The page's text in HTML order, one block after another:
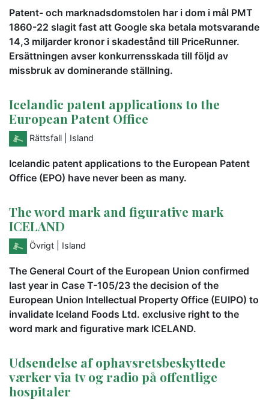
Patent- och marknadsdomstolen har i dom i mål PMT
1860-22 slagit fast att Google ska betala motsvarande
14,3 miljarder kronor i skadestånd till PriceRunner.
Ersättningen avser konkurrensskada till följd av
missbruk av dominerande ställning.
Icelandic patent applications to the
European Patent Office
Rättsfall | Island
Icelandic patent applications to the European Patent
Office (EPO) have never been as many.
The word mark and figurative mark
ICELAND
Övrigt | Island
The General Court of the European Union confirmed
last year in Case T-105/23 the decision of the
European Union Intellectual Property Office (EUIPO) to
invalidate Iceland Foods Ltd. exclusive right to the
word mark and figurative mark ICELAND.
Udsendelse af ophavsretsbeskyttede
værker via tv og radio på offentlige
hospitaler